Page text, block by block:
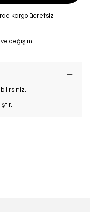
kargo ücretsiz
değişim